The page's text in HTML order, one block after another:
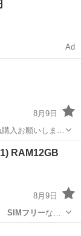
Ad
8月9日
入お願いします
れる方にお譲り
8月9日
SIMフリーなの
った後…としか